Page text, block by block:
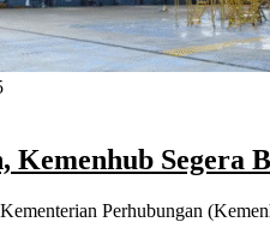
Kemenhub Segera
Perhubungan